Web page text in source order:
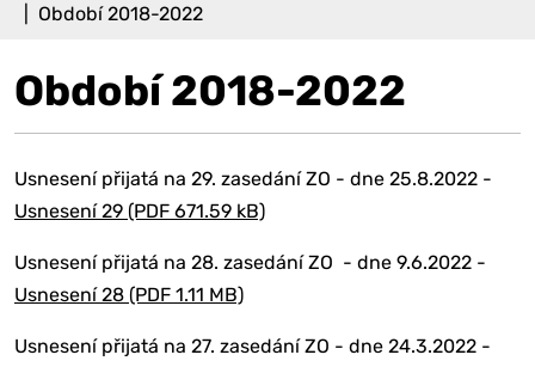
Období 2018-2022
Období 2018-2022
Usnesení přijatá na 29. zasedání ZO - dne 25.8.2022 -
Usnesení 29 (PDF 671.59 kB)
Usnesení přijatá na 28. zasedání ZO - dne 9.6.2022 -
Usnesení 28 (PDF 1.11 MB)
Usnesení přijatá na 27. zasedání ZO - dne 24.3.2022 -